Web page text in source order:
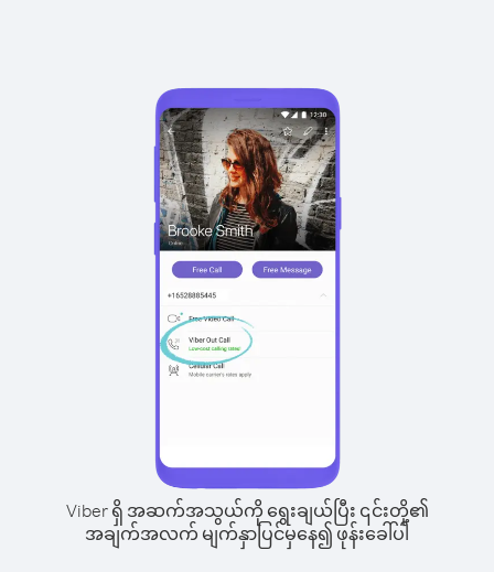
Viber ရှိ အဆက်အသွယ်ကို ရွေးချယ်ပြီး ၎င်းတို့၏
အချက်အလက် မျက်နှာပြင်မှနေ၍ ဖုန်းခေါ်ပါ